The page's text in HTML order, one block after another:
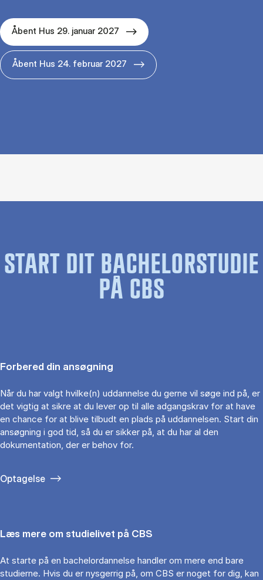
Åbent Hus 29. januar 2027
Åbent Hus 24. februar 2027
START DIT BACHELORSTUDIE
PÅ CBS
Forbered din ansøgning
Når du har valgt hvilke(n) uddannelse du gerne vil søge ind på, er
det vigtig at sikre at du lever op til alle adgangskrav for at have
en chance for at blive tilbudt en plads på uddannelsen. Start din
ansøgning i god tid, så du er sikker på, at du har al den
dokumentation, der er behov for.
Optagelse
Læs mere om studielivet på CBS
At starte på en bachelordannelse handler om mere end bare
studierne. Hvis du er nysgerrig på, om CBS er noget for dig, kan